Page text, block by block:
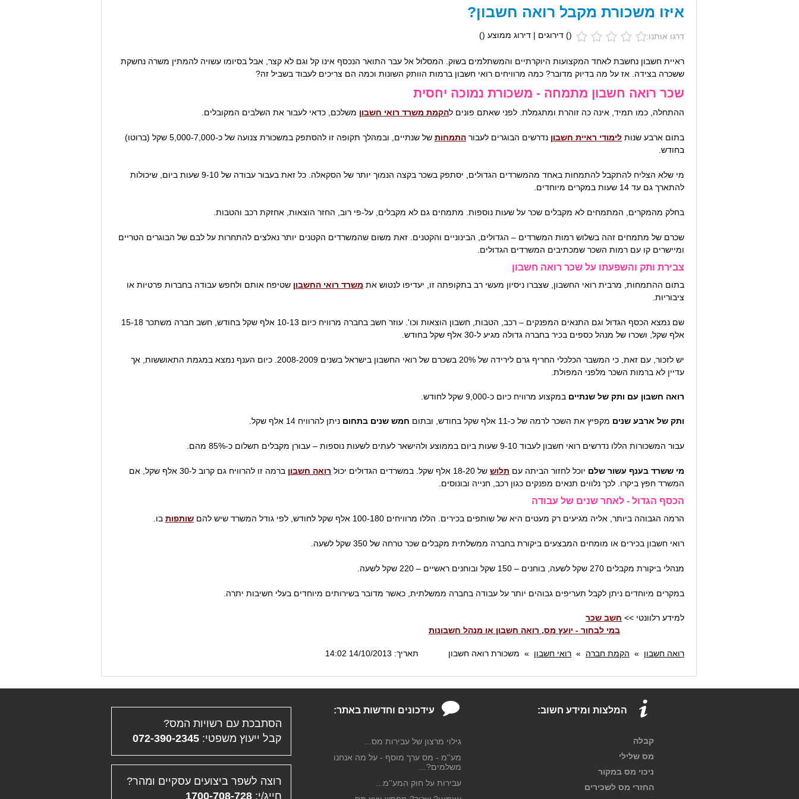
איזו משכורת מקבל רואה חשבון?
דרגו אותנו: () דירוגים | דירוג ממוצע ()
ראיית חשבון נחשבת לאחד המקצועות היוקרתיים והמשתלמים בשוק. המסלול אל עבר התואר הנכסף אינו קל וגם לא קצר, אבל בסיומו עשויה להמתין משרה נחשקת
ששכרה בצידה. אז על מה בדיוק מדובר? כמה מרוויחים רואי חשבון ברמות הוותק השונות וכמה הם צריכים לעבוד בשביל זה?
שכר רואה חשבון מתמחה - משכורת נמוכה יחסית
ההתחלה, כמו תמיד, אינה כה זוהרת ומתגמלת. לפני שאתם פונים להקמת משרד רואי חשבון משלכם, כדאי לעבור את השלבים המקובלים.
בתום ארבע שנות לימודי ראיית חשבון נדרשים הבוגרים לעבור התמחות
של שנתיים, ובמהלך תקופה זו להסתפק במשכורת צנועה של כ-5,000-7,000 שקל (ברוטו)
בחודש.
מי שלא הצליח להתקבל להתמחות באחד מהמשרדים הגדולים, יסתפק בשכר בקצה הנמוך יותר של הסקאלה. כל זאת בעבור עבודה של 9-10 שעות ביום, שיכולות
להתארך גם עד 14 שעות במקרים מיוחדים.
בחלק מהמקרים, המתמחים לא מקבלים שכר על שעות נוספות. מתמחים גם לא מקבלים, על-פי רוב, החזר הוצאות, אחזקת רכב והטבות.
שכרם של מתמחים זהה בשלוש רמות המשרדים – הגדולים, הבינוניים והקטנים. זאת משום שהמשרדים הקטנים יותר נאלצים להתחרות על לבם של הבוגרים הטריים
ומיישרים קו עם רמות השכר שמכתיבים המשרדים הגדולים.
צבירת ותק והשפעתו על שכר רואה חשבון
בתום ההתמחות, מרבית רואי החשבון, שצברו ניסיון מעשי רב בתקופתה זו, יעדיפו לנטוש את משרד רואי החשבון שטיפח אותם ולחפש עבודה בחברות פרטיות או
ציבוריות.
שם נמצא הכסף הגדול וגם התנאים המפנקים – רכב, הטבות, חשבון הוצאות וכו'. עוזר חשב בחברה מרוויח כיום 10-13 אלף שקל בחודש, חשב חברה משתכר 15-18
אלף שקל, ושכרו של מנהל כספים בכיר בחברה גדולה מגיע ל-30 אלף שקל בחודש.
יש לזכור, עם זאת, כי המשבר הכלכלי החריף גרם לירידה של 20% בשכרם של רואי החשבון בישראל בשנים 2008-2009. כיום הענף נמצא במגמת התאוששות, אך
עדיין לא ברמות השכר מלפני המפולת.
רואה חשבון עם ותק של שנתיים במקצוע מרוויח כיום כ-9,000 שקל לחודש.
ותק של ארבע שנים מקפיץ את השכר לרמה של כ-11 אלף שקל בחודש, ובתום חמש שנים בתחום ניתן להרוויח 14 אלף שקל.
עבור המשכורות הללו נדרשים רואי חשבון לעבוד 9-10 שעות ביום בממוצע ולהישאר לעתים לשעות נוספות – עבורן מקבלים תשלום כ-85% מהם.
מי ששרד בענף עשור שלם יוכל לחזור הביתה עם תלוש של 18-20 אלף שקל. במשרדים הגדולים יכול רואה חשבון
ברמה זו להרוויח גם קרוב ל-30 אלף שקל, אם
המשרד חפץ ביקרו. לכך נלווים תנאים מפנקים כגון רכב, חנייה ובונוסים.
הכסף הגדול - לאחר שנים של עבודה
הרמה הגבוהה ביותר, אליה מגיעים רק מעטים היא של שותפים בכירים. הללו מרוויחים 100-180 אלף שקל לחודש, לפי גודל המשרד שיש להם שותפות בו.
רואי חשבון בכירים או מומחים המבצעים ביקורת בחברה ממשלתית מקבלים שכר טרחה של 350 שקל לשעה.
מנהלי ביקורת מקבלים 270 שקל לשעה, בוחנים – 150 שקל ובוחנים ראשיים – 220 שקל לשעה.
במקרים מיוחדים ניתן לקבל תעריפים גבוהים יותר על עבודה בחברה ממשלתית, כאשר מדובר בשירותים מיוחדים בעלי חשיבות יתרה.
למידע רלוונטי >> חשב שכר
במי לבחור - יועץ מס, רואה חשבון או מנהל חשבונות
רואה חשבון » הקמת חברה » רואי חשבון » משכורת רואה חשבון תאריך: 14/10/2013 14:02
המלצות ומידע חשוב:
קבלה
מס שלילי
ניכוי מס במקור
החזרי מס לשכירים
עידכונים וחדשות באתר:
גילוי מרצון של עבירות מס...
מע''מ - מס ערך מוסף - על מה אנחנו
משלמים?...
עבירות על חוק המע''מ...
הסתבכת עם רשויות המס?
קבל ייעוץ משפטי: 072-390-2345
רוצה לשפר ביצועים עסקיים ומהר?
חייג/י: 1700-708-728